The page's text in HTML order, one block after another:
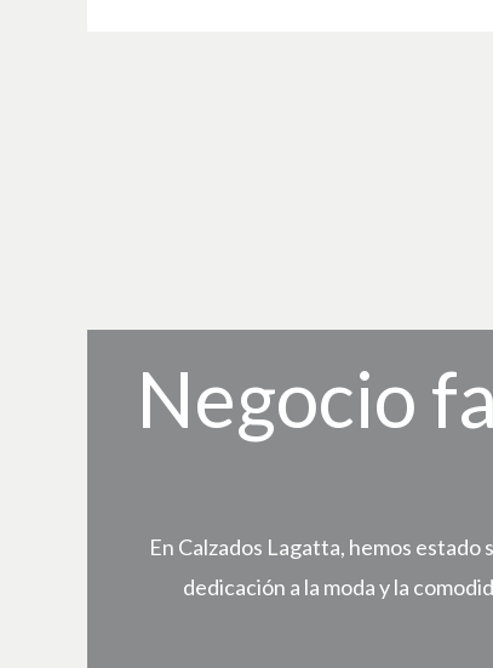
Negocio
En Calzados Lagatta, hemos
dedicación a la moda y la